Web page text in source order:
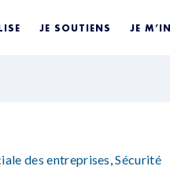
JE SOUTIENS JE
des entreprises,Sécurité